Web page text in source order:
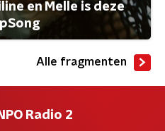
en Melle is deze
Alle fragmenten
Radio 2